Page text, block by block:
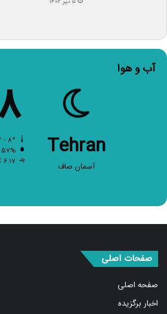
آب و هوا
Tehran
آسمان صاف
۸
۵۷%
۶.۱۷ کیلومتر/ساعت
صفحه اصلی
اخبار برگزیده
سیاسی